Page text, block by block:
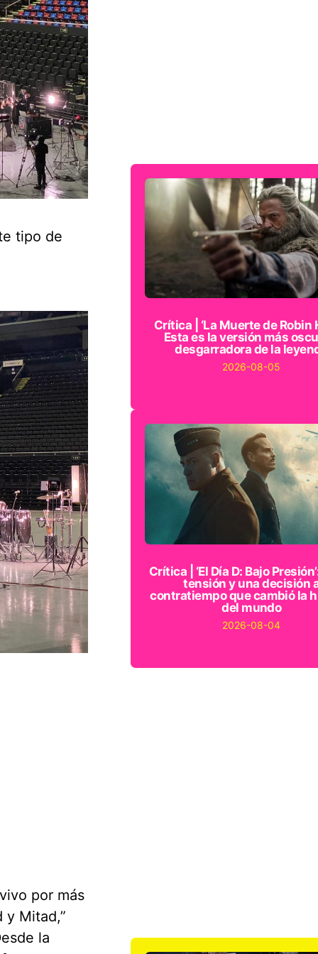
tipo de
por más
y Mitad,”
la
Crítica | ‘La Muerte de Robin
Esta es la versión más
desgarradora de la
2026-08-05
Crítica | ‘El Día D: Bajo
tensión y una decisión
contratiempo que cambió la
del mundo
2026-08-04